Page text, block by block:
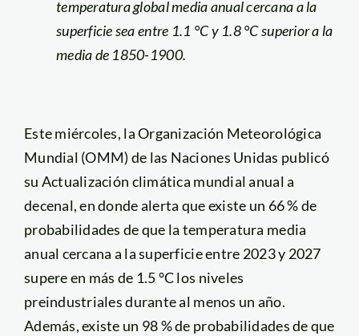
temperatura global media anual cercana a la
superficie sea entre 1.1 °C y 1.8 °C superior a la
media de 1850-1900.
Este miércoles, la Organización Meteorológica
Mundial (OMM) de las Naciones Unidas publicó
su Actualización climática mundial anual a
decenal, en donde alerta que existe un 66 % de
probabilidades de que la temperatura media
anual cercana a la superficie entre 2023 y 2027
supere en más de 1.5 °C los niveles
preindustriales durante al menos un año.
Además, existe un 98 % de probabilidades de que